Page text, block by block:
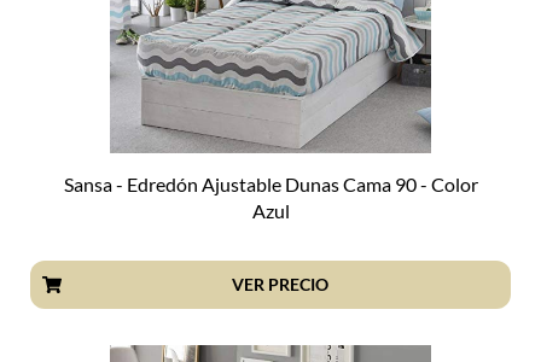
Sansa - Edredón Ajustable Dunas Cama 90 - Color
Azul
VER PRECIO